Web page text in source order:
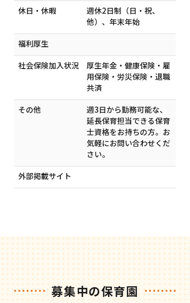
休日・休暇
週休2日制（日・祝、
他）、年末年始
福利厚生
社会保険加入状況
厚生年金・健康保険・雇
用保険・労災保険・退職
共済
その他
週3日から勤務可能な、
延長保育担当できる保育
士資格をお持ちの方。お
気軽にお問い合わせくだ
さい。
外部掲載サイト
募集中の保育園